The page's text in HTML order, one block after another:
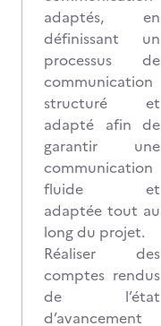
adaptés, en
définissant un
processus de
communication
structuré et
adapté afin de
garantir une
communication
fluide et
adaptée tout au
long du projet.
Réaliser des
comptes rendus
de l’état
d’avancement